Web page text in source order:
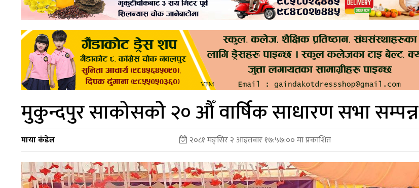
मुकुन्दपुर साकोसकोे २० औँ वार्षिक साधारण सभा सम्पन्न
माया कंडेल २०८१ मङ्सिर २ आइतबार १७:५७:०० मा प्रकाशित